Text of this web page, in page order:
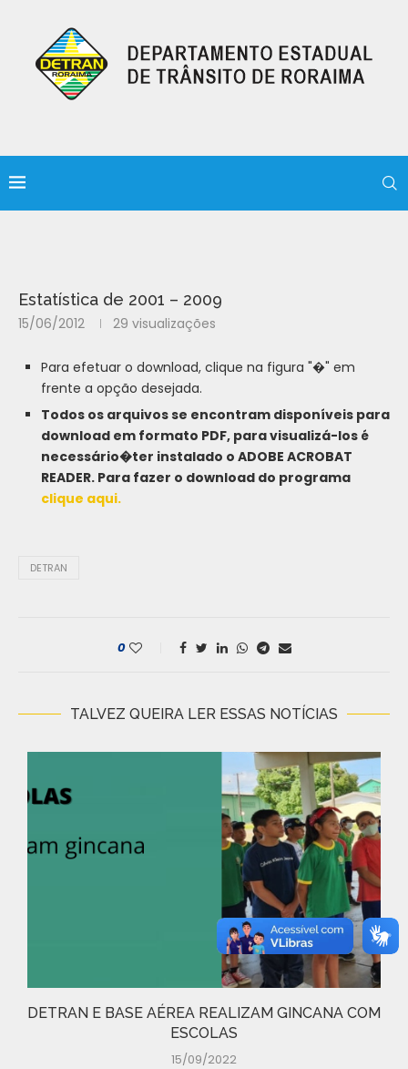
Estatística de 2001 – 2009
15/06/2012 29 visualizações
Para efetuar o download, clique na figura "�" em
frente a opção desejada.
Todos os arquivos se encontram disponíveis para
download em formato PDF, para visualizá-los é
necessário�ter instalado o ADOBE ACROBAT
READER. Para fazer o download do programa
clique aqui.
DETRAN
0
TALVEZ QUEIRA LER ESSAS NOTÍCIAS
DETRAN E BASE AÉREA REALIZAM GINCANA COM
ESCOLAS
15/09/2022